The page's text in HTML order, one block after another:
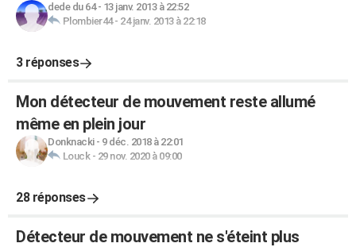
dede du 64- 13 janv. 2013 à 22:52
Plombier44- 24 janv. 2013 à 22:18
3 réponses
Mon détecteur de mouvement reste allumé
même en plein jour
Donknacki- 9 déc. 2018 à 22:01
Louck- 29 nov. 2020 à 09:00
28 réponses
Détecteur de mouvement ne s'éteint plus